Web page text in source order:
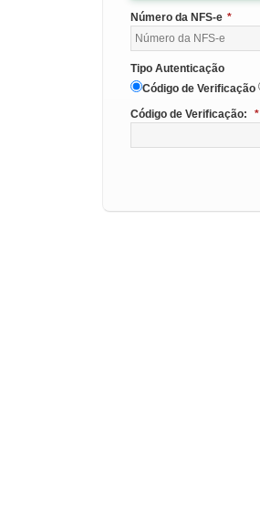
Número da NFS-e *
Tipo Autenticação
Código de Verificação
Código de Verificação:
*